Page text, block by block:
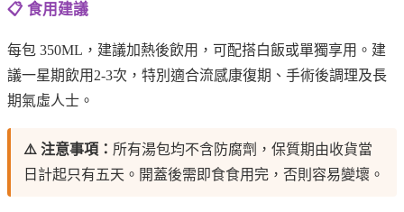
📋 食用建議
每包 350ML，建議加熱後飲用，可配搭白飯或單獨享用。建
議一星期飲用2-3次，特別適合流感康復期、手術後調理及長
期氣虛人士。
⚠️ 注意事項： 所有湯包均不含防腐劑，保質期由收貨當
日計起只有五天。開蓋後需即食食用完，否則容易變壞。